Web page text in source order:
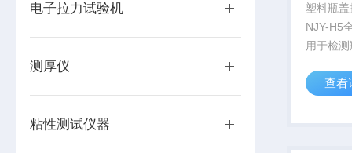
电子拉力试验机
测厚仪
粘性测试仪器
塑料瓶
NJY-H5
用于检
紧、开
启力测
查看